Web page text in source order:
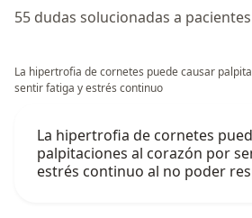
55 dudas solucionadas a
La hipertrofia de cornetes puede causar
sentir fatiga y estrés continuo
La hipertrofia de cornetes
palpitaciones al corazón por
estrés continuo al no poder